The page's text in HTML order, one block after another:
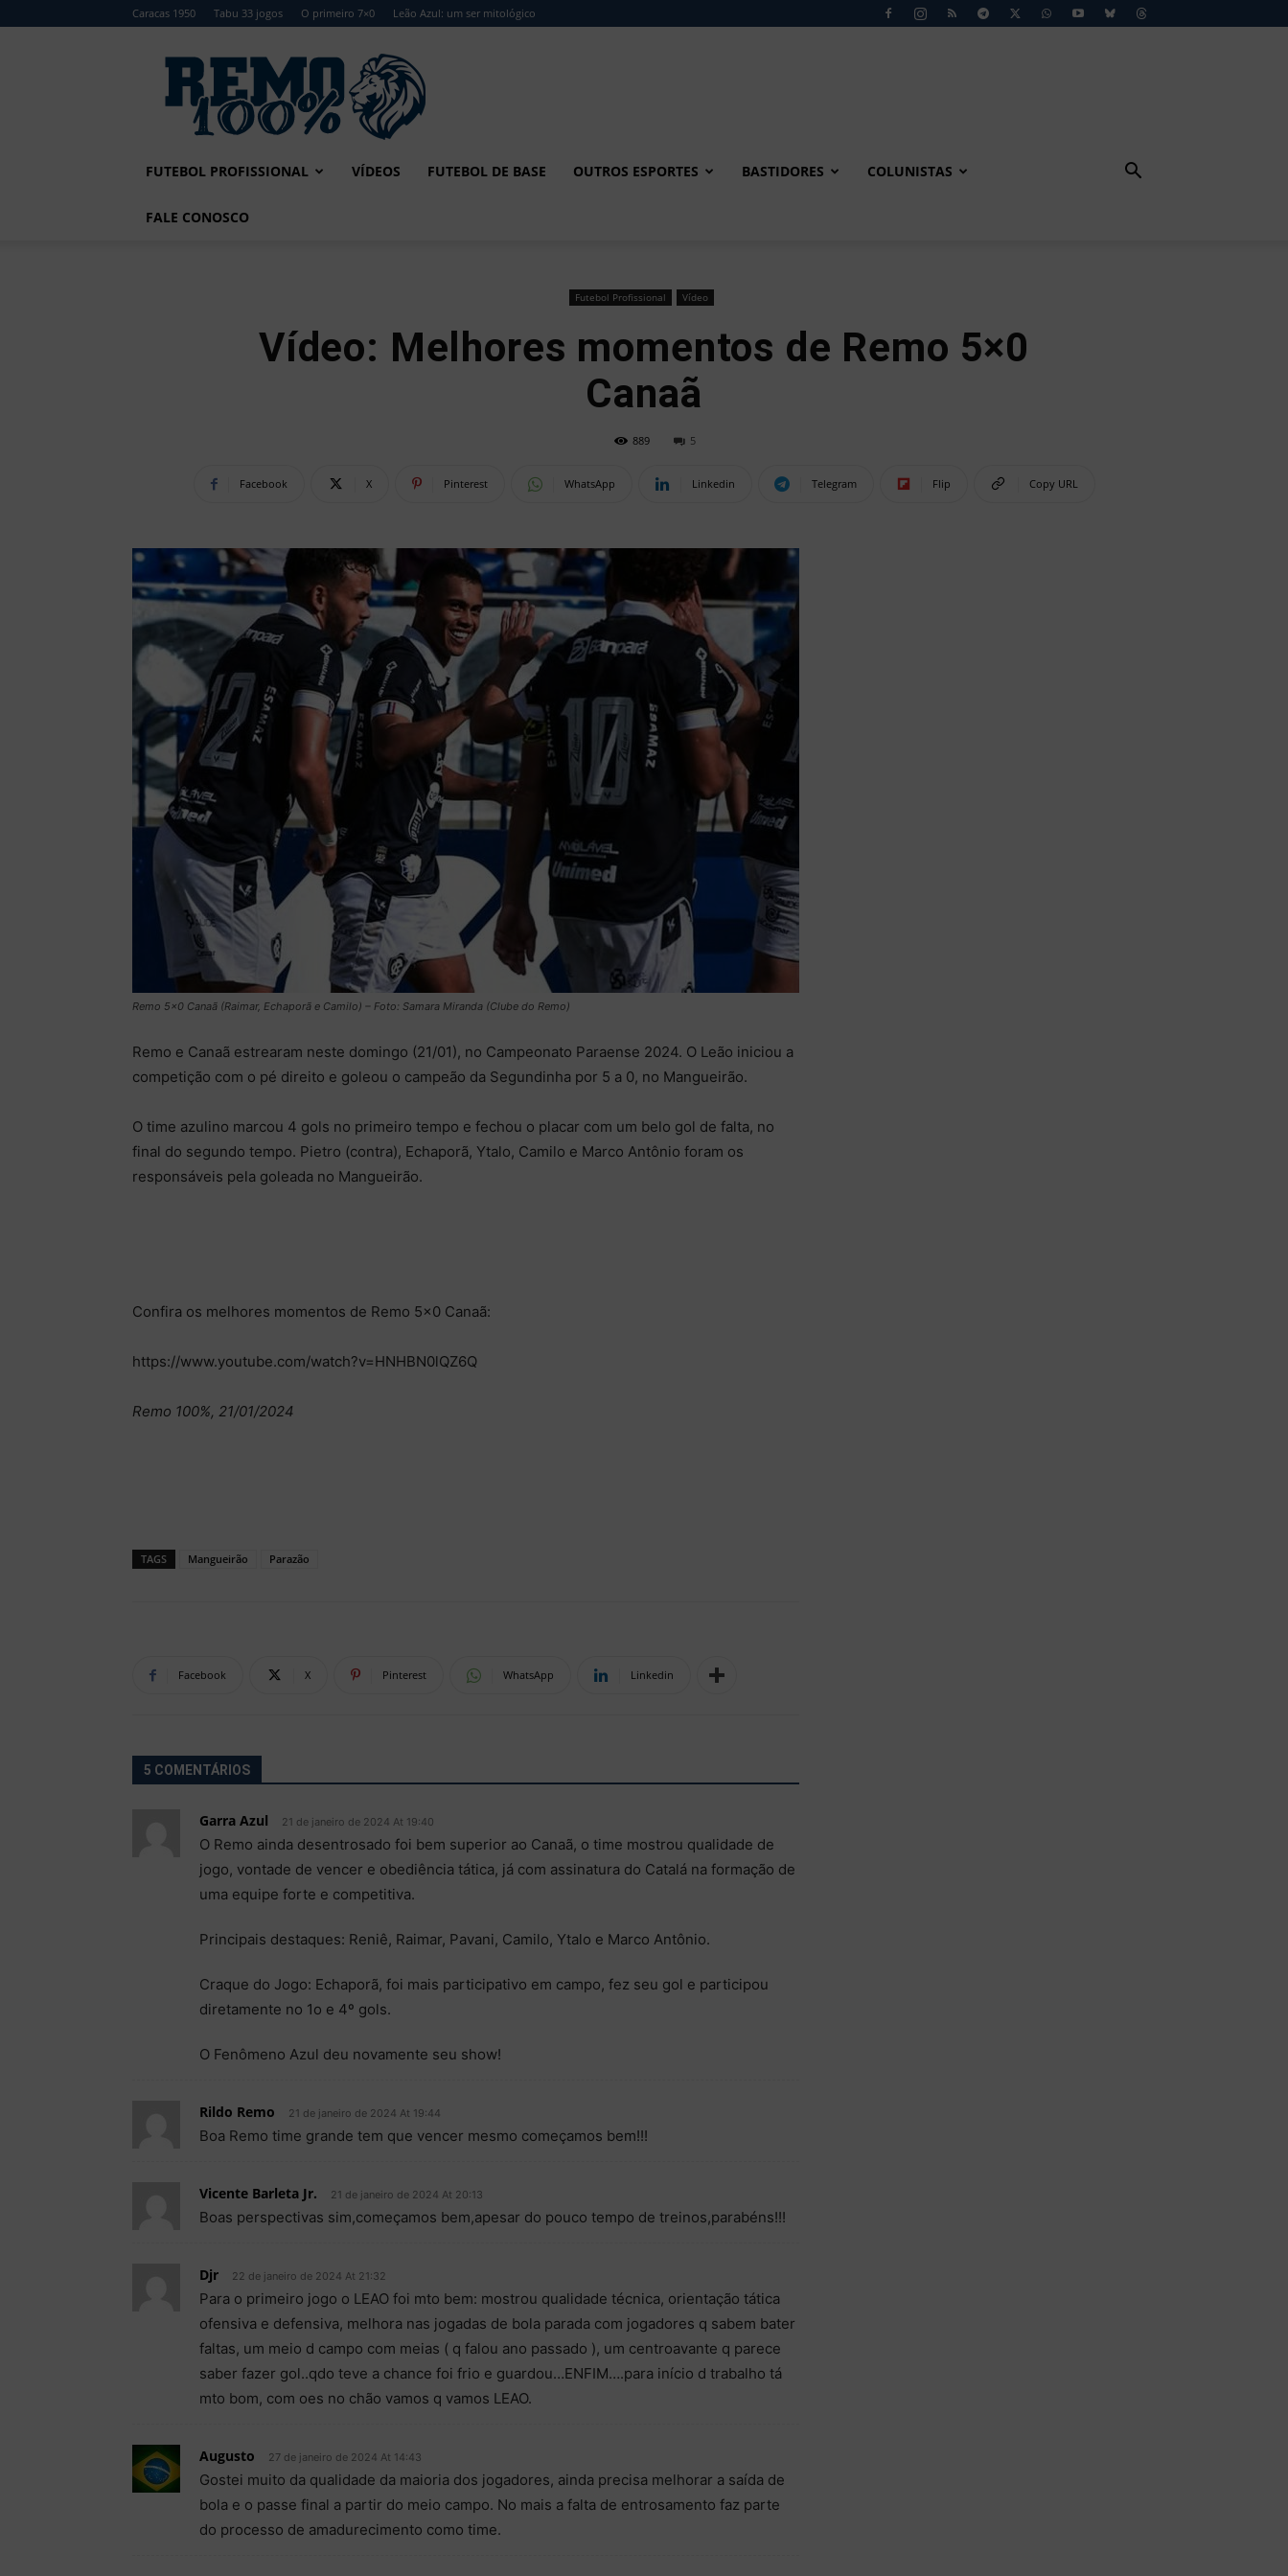
Caracas 1950 Tabu 33 jogos O primeiro 7×0 Leão Azul: um ser mitológico
Remo
FUTEBOL PROFISSIONAL VÍDEOS FUTEBOL DE BASE OUTROS ESPORTES BASTIDORES COLUNISTAS
FALE CONOSCO
Futebol Profissional Vídeo
Vídeo: Melhores momentos de Remo 5×0
Canaã
889 5
Facebook X Pinterest WhatsApp Linkedin Telegram Flip Copy URL
Remo 5×0 Canaã (Raimar, Echaporã e Camilo) – Foto: Samara Miranda (Clube do Remo)
Remo e Canaã estrearam neste domingo (21/01), no Campeonato Paraense 2024. O Leão iniciou a
competição com o pé direito e goleou o campeão da Segundinha por 5 a 0, no Mangueirão.
O time azulino marcou 4 gols no primeiro tempo e fechou o placar com um belo gol de falta, no
final do segundo tempo. Pietro (contra), Echaporã, Ytalo, Camilo e Marco Antônio foram os
responsáveis pela goleada no Mangueirão.
Confira os melhores momentos de Remo 5×0 Canaã:
https://www.youtube.com/watch?v=HNHBN0lQZ6Q
Remo 100%, 21/01/2024
TAGS Mangueirão Parazão
Facebook X Pinterest WhatsApp Linkedin
5 COMENTÁRIOS
Garra Azul 21 de janeiro de 2024 At 19:40
O Remo ainda desentrosado foi bem superior ao Canaã, o time mostrou qualidade de
jogo, vontade de vencer e obediência tática, já com assinatura do Catalá na formação de
uma equipe forte e competitiva.
Principais destaques: Reniê, Raimar, Pavani, Camilo, Ytalo e Marco Antônio.
Craque do Jogo: Echaporã, foi mais participativo em campo, fez seu gol e participou
diretamente no 1o e 4º gols.
O Fenômeno Azul deu novamente seu show!
Rildo Remo 21 de janeiro de 2024 At 19:44
Boa Remo time grande tem que vencer mesmo começamos bem!!!
Vicente Barleta Jr. 21 de janeiro de 2024 At 20:13
Boas perspectivas sim,começamos bem,apesar do pouco tempo de treinos,parabéns!!!
Djr 22 de janeiro de 2024 At 21:32
Para o primeiro jogo o LEAO foi mto bem: mostrou qualidade técnica, orientação tática
ofensiva e defensiva, melhora nas jogadas de bola parada com jogadores q sabem bater
faltas, um meio d campo com meias ( q falou ano passado ), um centroavante q parece
saber fazer gol..qdo teve a chance foi frio e guardou…ENFIM….para início d trabalho tá
mto bom, com oes no chão vamos q vamos LEAO.
Augusto 27 de janeiro de 2024 At 14:43
Gostei muito da qualidade da maioria dos jogadores, ainda precisa melhorar a saída de
bola e o passe final a partir do meio campo. No mais a falta de entrosamento faz parte
do processo de amadurecimento como time.